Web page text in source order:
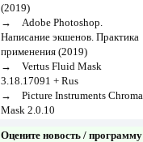
(2019)
→ Adobe Photoshop.
Написание экшенов. Практика
применения (2019)
→ Vertus Fluid Mask
3.18.17091 + Rus
→ Picture Instruments Chroma
Mask 2.0.10
Оцените новость / программу